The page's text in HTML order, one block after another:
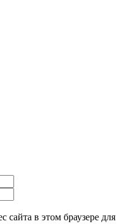
сайта в этом браузере для